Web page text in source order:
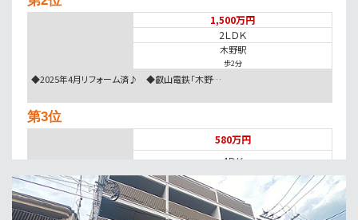
1,500万円
2ＬＤＫ
木野駅
歩2分
◆2025年4月リフォーム済♪ ◆叡山電鉄「木野…
第3位
580万円
4ＤＫ